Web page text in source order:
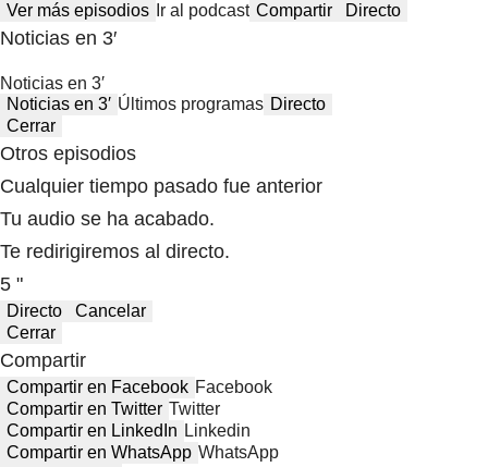
Ver más episodios Ir al podcast Compartir Directo
Noticias en 3′
Noticias en 3′
Noticias en 3′ Últimos programas Directo
Cerrar
Otros episodios
Cualquier tiempo pasado fue anterior
Tu audio se ha acabado.
Te redirigiremos al directo.
5 "
Directo
Cancelar
Cerrar
Compartir
Compartir en Facebook Facebook
Compartir en Twitter Twitter
Compartir en LinkedIn Linkedin
Compartir en WhatsApp WhatsApp